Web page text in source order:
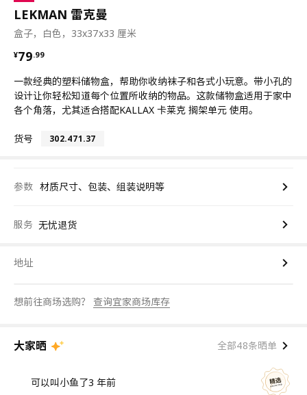
LEKMAN 雷克曼
盒子，白色，33x37x33 厘米
¥79.99
¥ 79.99
一款经典的塑料储物盒，帮助你收纳袜子和各式小玩意。带小孔的
设计让你轻松知道每个位置所收纳的物品。这款储物盒适用于家中
各个角落，尤其适合搭配KALLAX 卡莱克 搁架单元 使用。
货号 302.471.37
参数 材质尺寸、包装、组装说明等
服务 无忧退货
地址
想前往商场选购？ 查询宜家商场库存
大家晒 全部48条晒单
可以叫小鱼了3 年前